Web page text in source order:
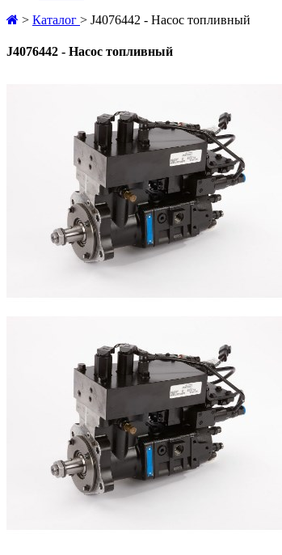
> Каталог > J4076442 - Насос топливный
J4076442 - Насос топливный